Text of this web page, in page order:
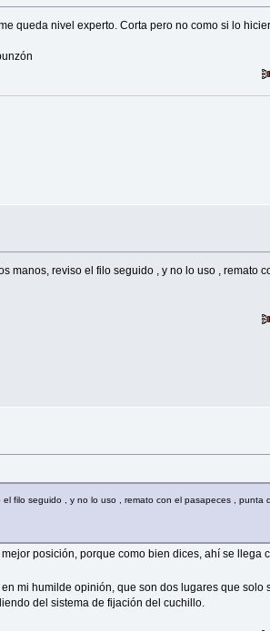
queda nivel experto. Corta pero no como si lo
manos, reviso el filo seguido , y no lo uso , remato
filo seguido , y no lo uso , remato con el pasapeces , punta
posición, porque como bien dices, ahí se llega
mi humilde opinión, que son dos lugares que solo
del sistema de fijación del cuchillo.